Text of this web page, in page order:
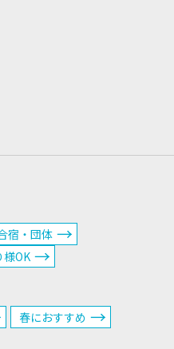
宿・団体
様OK
春におすすめ